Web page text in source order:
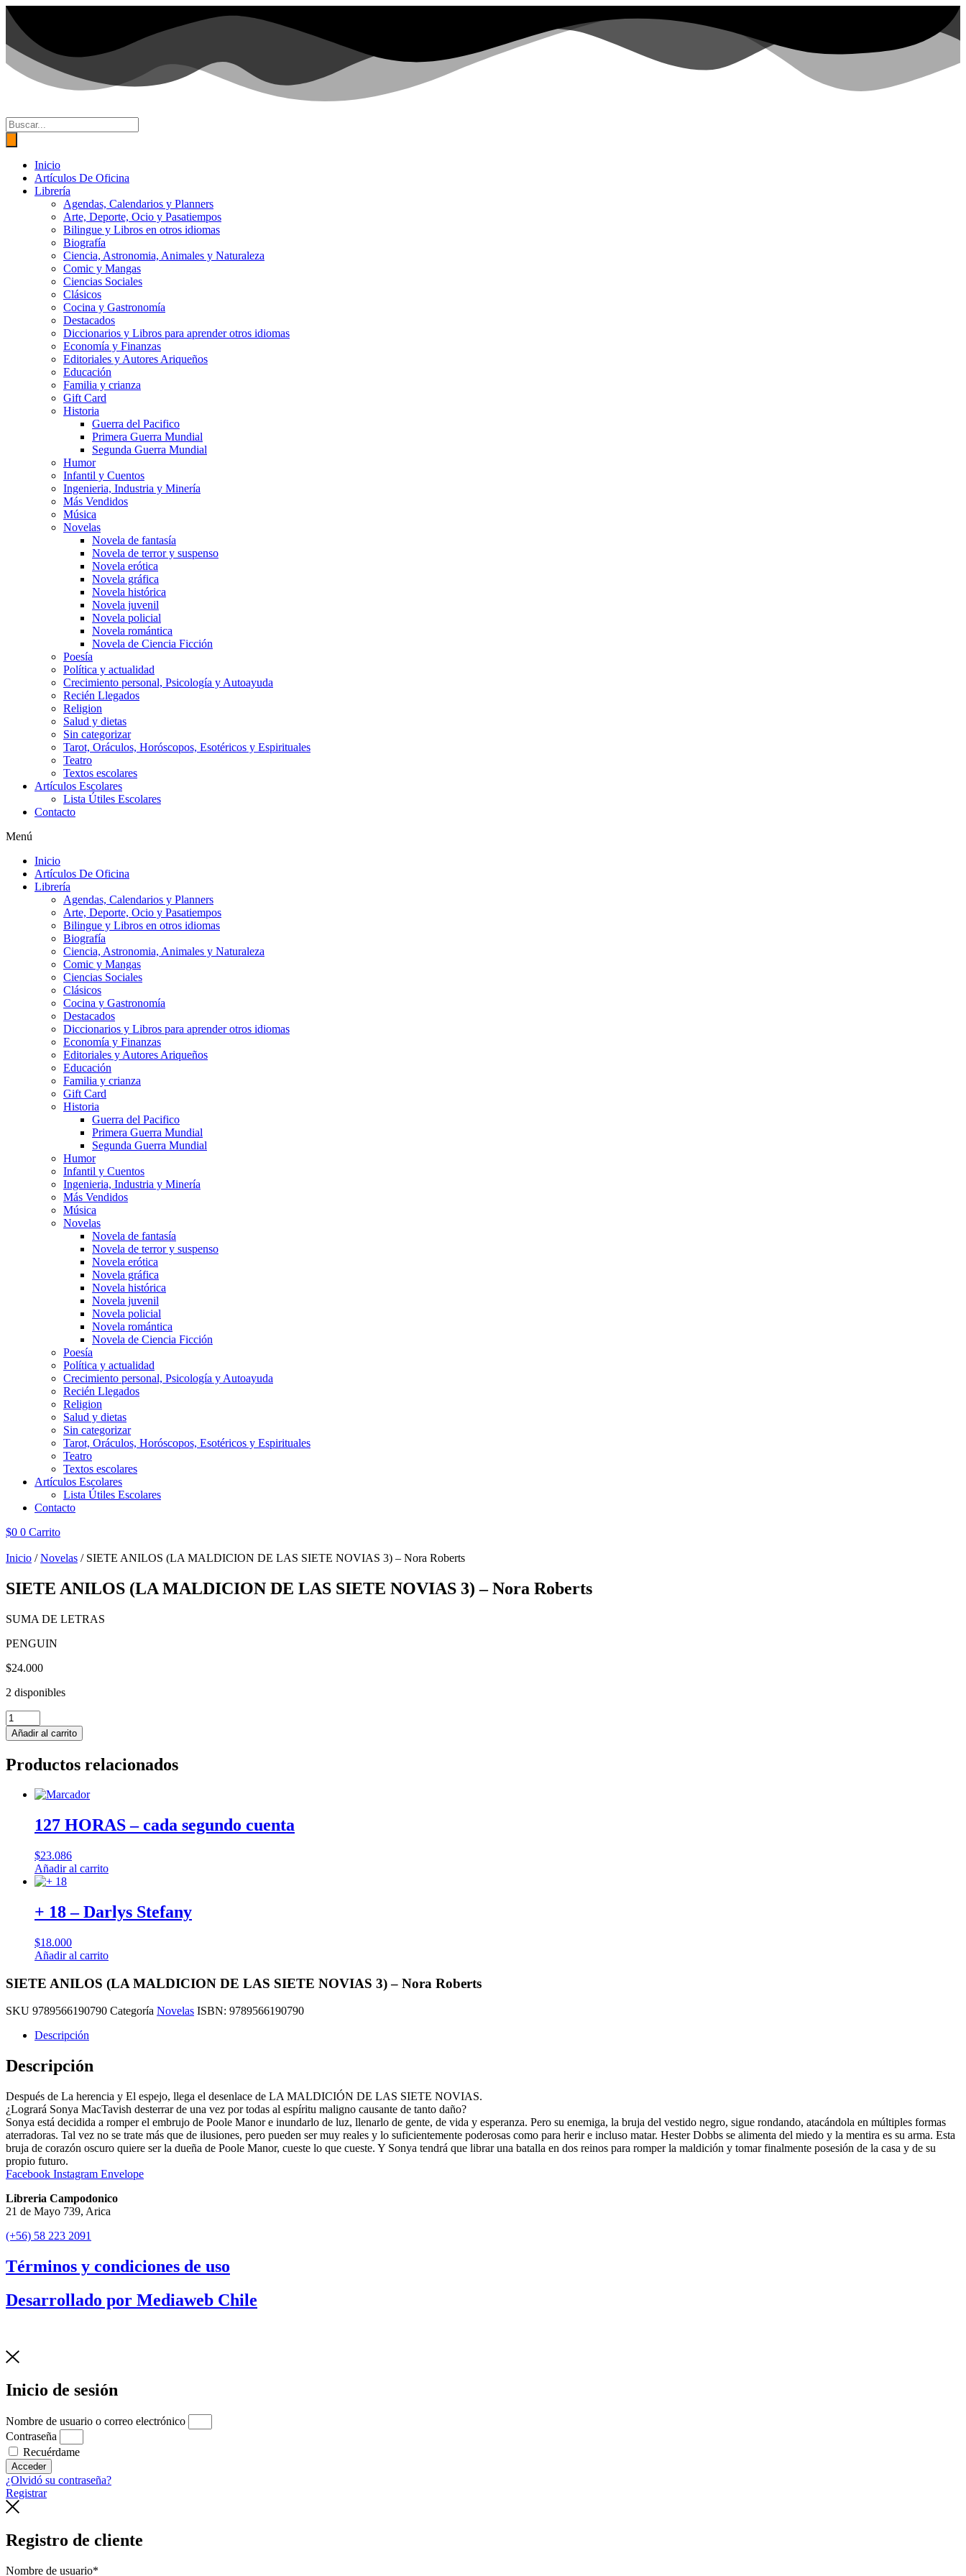
Ir
contenido
Búsqueda
de
productos
Inicio
Artículos De Oficina
Librería
Agendas, Calendarios y Planners
Arte, Deporte, Ocio y Pasatiempos
Bilingue y Libros en otros idiomas
Biografía
Ciencia, Astronomia, Animales y Naturaleza
Comic y Mangas
Ciencias Sociales
Clásicos
Cocina y Gastronomía
Destacados
Diccionarios y Libros para aprender otros idiomas
Economía y Finanzas
Editoriales y Autores Ariqueños
Educación
Familia y crianza
Gift Card
Historia
Guerra del Pacifico
Primera Guerra Mundial
Segunda Guerra Mundial
Humor
Infantil y Cuentos
Ingenieria, Industria y Minería
Más Vendidos
Música
Novelas
Novela de fantasía
Novela de terror y suspenso
Novela erótica
Novela gráfica
Novela histórica
Novela juvenil
Novela policial
Novela romántica
Novela de Ciencia Ficción
Poesía
Política y actualidad
Crecimiento personal, Psicología y Autoayuda
Recién Llegados
Religion
Salud y dietas
Sin categorizar
Tarot, Oráculos, Horóscopos, Esotéricos y Espirituales
Teatro
Textos escolares
Artículos Escolares
Lista Útiles Escolares
Contacto
Menú
Inicio
Artículos De Oficina
Librería
Agendas, Calendarios y Planners
Arte, Deporte, Ocio y Pasatiempos
Bilingue y Libros en otros idiomas
Biografía
Ciencia, Astronomia, Animales y Naturaleza
Comic y Mangas
Ciencias Sociales
Clásicos
Cocina y Gastronomía
Destacados
Diccionarios y Libros para aprender otros idiomas
Economía y Finanzas
Editoriales y Autores Ariqueños
Educación
Familia y crianza
Gift Card
Historia
Guerra del Pacifico
Primera Guerra Mundial
Segunda Guerra Mundial
Humor
Infantil y Cuentos
Ingenieria, Industria y Minería
Más Vendidos
Música
Novelas
Novela de fantasía
Novela de terror y suspenso
Novela erótica
Novela gráfica
Novela histórica
Novela juvenil
Novela policial
Novela romántica
Novela de Ciencia Ficción
Poesía
Política y actualidad
Crecimiento personal, Psicología y Autoayuda
Recién Llegados
Religion
Salud y dietas
Sin categorizar
Tarot, Oráculos, Horóscopos, Esotéricos y Espirituales
Teatro
Textos escolares
Artículos Escolares
Lista Útiles Escolares
Contacto
$0 0 Carrito
Inicio /Novelas / SIETE ANILOS (LA MALDICION DE LAS SIETE NOVIAS 3) – Nora Roberts
SIETE ANILOS (LA MALDICION DE LAS SIETE NOVIAS 3) – Nora Roberts
SUMA DE LETRAS
PENGUIN
$24.000
2 disponibles
SIETE
ANILOS
(LA
DE
SIETE
Roberts
cantidad
Añadir al carrito
Productos relacionados
127 HORAS – cada segundo cuenta
$23.086
Añadir al carrito
+ 18 – Darlys Stefany
$18.000
Añadir al carrito
SIETE ANILOS (LA MALDICION DE LAS SIETE NOVIAS 3) – Nora Roberts
SKU 9789566190790 Categoría Novelas ISBN: 9789566190790
Descripción
Descripción
Después de La herencia y El espejo, llega el desenlace de LA MALDICIÓN DE LAS SIETE NOVIAS.
¿Logrará Sonya MacTavish desterrar de una vez por todas al espíritu maligno causante de tanto daño?
Sonya está decidida a romper el embrujo de Poole Manor e inundarlo de luz, llenarlo de gente, de vida y esperanza. Pero su enemiga, la bruja del vestido negro, sigue rondando, atacándola en múltiples formas
aterradoras. Tal vez no se trate más que de ilusiones, pero pueden ser muy reales y lo suficientemente poderosas como para herir e incluso matar. Hester Dobbs se alimenta del miedo y la mentira es su arma. Esta
bruja de corazón oscuro quiere ser la dueña de Poole Manor, cueste lo que cueste. Y Sonya tendrá que librar una batalla en dos reinos para romper la maldición y tomar finalmente posesión de la casa y de su
propio futuro.
Facebook Instagram Envelope
Libreria Campodonico
21 de Mayo 739, Arica
(+56) 58 223 2091
Términos y condiciones de uso
Desarrollado por Mediaweb Chile
Inicio de sesión
Nombre de usuario o correo electrónico
Contraseña
Recuérdame
Acceder
¿Olvidó su contraseña?
Registrar
Registro de cliente
Nombre de usuario*